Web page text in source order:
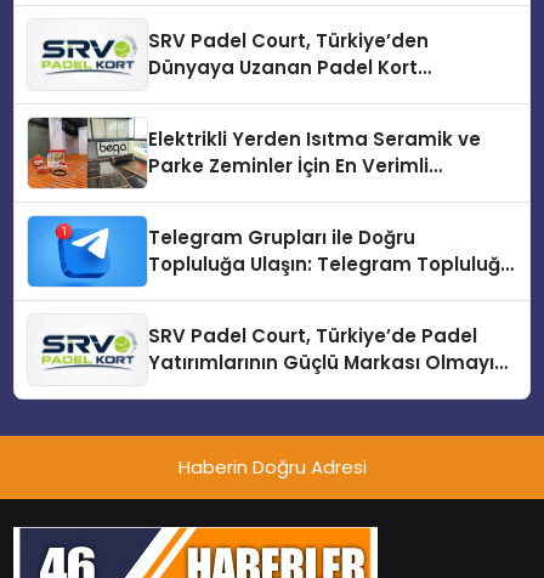
SRV Padel Court, Türkiye’den
Dünyaya Uzanan Padel Kort
Elektrikli Yerden Isıtma Seramik ve
Parke Zeminler İçin En Verimli
Telegram Grupları ile Doğru
Topluluğa Ulaşın: Telegram Topluluğu
SRV Padel Court, Türkiye’de Padel
Yatırımlarının Güçlü Markası Olmayı
Haberin Doğru Adresi